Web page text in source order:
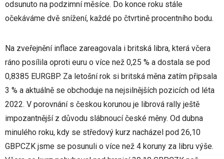
odsunuto na podzimní měsíce. Do konce roku stále
očekáváme dvě snížení, každé po čtvrtině procentního bodu.
Na zveřejnění inflace zareagovala i britská libra, která včera
ráno posílila oproti euru o více než 0,25 % a dostala se pod
0,8385 EURGBP. Za letošní rok si britská měna zatím připsala
3 % a aktuálně se obchoduje na nejsilnějších pozicích od léta
2022. V porovnání s českou korunou je librová rally ještě
impozantnější z důvodu slábnoucí české měny. Od dubna
minulého roku, kdy se středový kurz nacházel pod 26,10
GBPCZK jsme se posunuli o více než 4 koruny za libru výše.